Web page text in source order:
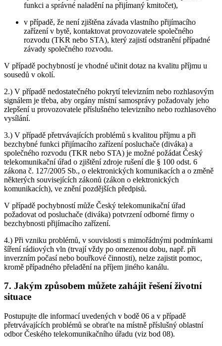
funkci a správné naladění na přijímaný kmitočet),
v případě, že není zjištěna závada vlastního přijímacího
zařízení v bytě, kontaktovat provozovatele společného
rozvodu (TKR nebo STA), který zajistí odstranění případné
závady společného rozvodu.
V případě pochybností je vhodné učinit dotaz na kvalitu příjmu u
sousedů v okolí.
2.) V případě nedostatečného pokrytí televizním nebo rozhlasovým
signálem je třeba, aby orgány místní samosprávy požadovaly jeho
zlepšení u provozovatele příslušného televizního nebo rozhlasového
vysílání.
3.) V případě přetrvávajících problémů s kvalitou příjmu a při
bezchybné funkci přijímacího zařízení posluchače (diváka) a
společného rozvodu (TKR nebo STA) je možné požádat Český
telekomunikační úřad o zjištění zdroje rušení dle § 100 odst. 6
zákona č. 127/2005 Sb., o elektronických komunikacích a o změně
některých souvisejících zákonů (zákon o elektronických
komunikacích), ve znění pozdějších předpisů.
V případě pochybností může Český telekomunikační úřad
požadovat od posluchače (diváka) potvrzení odborné firmy o
bezchybnosti přijímacího zařízení.
4.) Při vzniku problémů, v souvislosti s mimořádnými podmínkami
šíření rádiových vln (trvají vždy po omezenou dobu, např. při
inverzním počasí nebo bouřkové činnosti), nelze zajistit pomoc,
kromě případného přeladění na příjem jiného kanálu.
7. Jakým způsobem můžete zahájit řešení životní
situace
Postupujte dle informací uvedených v bodě 06 a v případě
přetrvávajících problémů se obraťte na místně příslušný oblastní
odbor Českého telekomunikačního úřadu (viz bod 08).